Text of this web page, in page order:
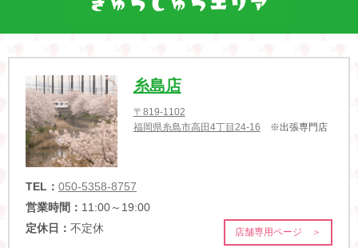
糸島店
〒819-1102
福岡県糸島市高田4丁目24-16 ※出張専門店
TEL： 050-5358-8757
営業時間： 11:00～19:00
定休日： 不定休 店舗専用ページ ＞